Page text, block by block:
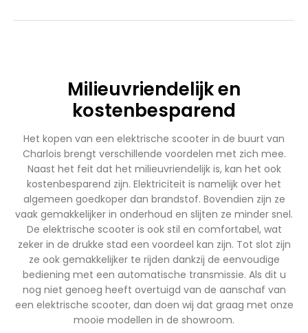
Milieuvriendelijk en
kostenbesparend
Het kopen van een elektrische scooter in de buurt van
Charlois brengt verschillende voordelen met zich mee.
Naast het feit dat het milieuvriendelijk is, kan het ook
kostenbesparend zijn. Elektriciteit is namelijk over het
algemeen goedkoper dan brandstof. Bovendien zijn ze
vaak gemakkelijker in onderhoud en slijten ze minder snel.
De elektrische scooter is ook stil en comfortabel, wat
zeker in de drukke stad een voordeel kan zijn. Tot slot zijn
ze ook gemakkelijker te rijden dankzij de eenvoudige
bediening met een automatische transmissie. Als dit u
nog niet genoeg heeft overtuigd van de aanschaf van
een elektrische scooter, dan doen wij dat graag met onze
mooie modellen in de showroom.